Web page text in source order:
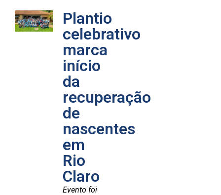
Plantio
celebrativo
marca
início
da
recuperação
de
nascentes
em
Rio
Claro
Evento foi